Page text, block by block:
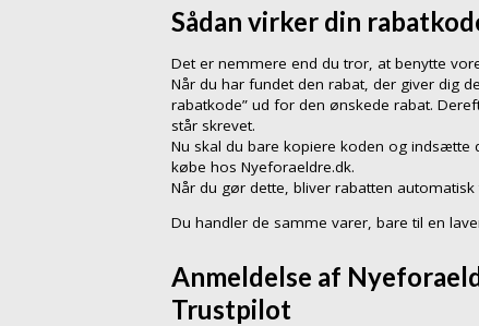
Sådan virker din
Det er nemmere end du tror, at benytte
Når du har fundet den rabat, der giver dig
rabatkode” ud for den ønskede rabat.
står skrevet.
Nu skal du bare kopiere koden og indsætte
købe hos Nyeforaeldre.dk.
Når du gør dette, bliver rabatten
Du handler de samme varer, bare til en
Anmeldelse af
Trustpilot